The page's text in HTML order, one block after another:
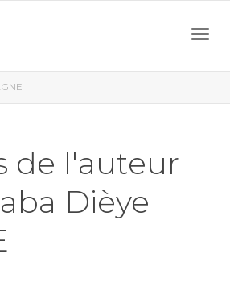
de l'auteur
Dièye